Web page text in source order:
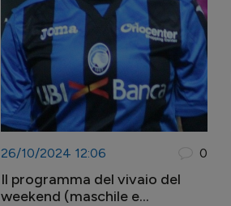
26/10/2024 12:06 0
Il programma del vivaio del
weekend (maschile e